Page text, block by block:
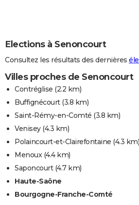
Elections à Senoncourt
Consultez les résultats des dernières
Villes proches de Senoncourt
Contréglise (2.2 km)
Buffignécourt(3.8 km)
Saint-Rémy-en-Comté (3.8 km)
Venisey(4.3 km)
Polaincourt-et-Clairefontaine (4.3 km)
Menoux(4.4 km)
Saponcourt(4.7 km)
Haute-Saône
Bourgogne-Franche-Comté